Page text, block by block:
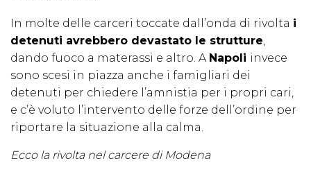
In molte delle carceri toccate dall’onda di rivolta i
detenuti avrebbero devastato le strutture,
dando fuoco a materassi e altro. A Napoli invece
sono scesi in piazza anche i famigliari dei
detenuti per chiedere l’amnistia per i propri cari,
e c’è voluto l’intervento delle forze dell’ordine per
riportare la situazione alla calma.
Ecco la rivolta nel carcere di Modena